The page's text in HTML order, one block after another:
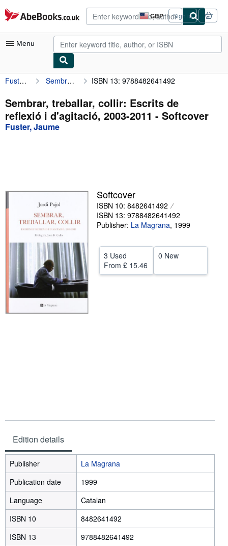
Skip to main content
AbeBooks.co.uk GBP
Site
shopping
preferences
Sign in
Menu
My Account
My Purchases
Advanced Search
Textbooks
Start Selling
Help
CLOSE
Fuster, Jaume Sembrar, treballar, collir: Escrits de reflexió i d'agitació, 2003-2011 ISBN 13: 9788482641492
Sembrar, treballar, collir: Escrits de
reflexió i d'agitació, 2003-2011 - Softcover
Fuster, Jaume
Softcover
ISBN 10: 8482641492
ISBN 13: 9788482641492
Publisher: La Magrana, 1999
3 Used
From £ 15.46
0 New
Edition details
Publisher
La Magrana
Publication date
1999
Language
Catalan
ISBN 10
8482641492
ISBN 13
9788482641492